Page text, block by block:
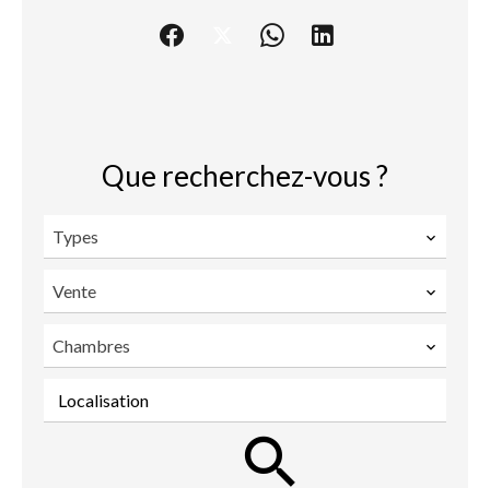
Que recherchez-vous ?
Types
Vente
Chambres
Localisation